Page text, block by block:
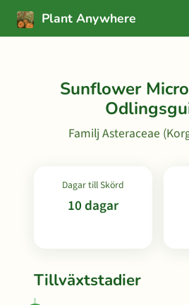
Plant Anywhere
Sunflower
Familj Asteraceae
Dagar till Skörd
10 dagar
Tillväxtstadier